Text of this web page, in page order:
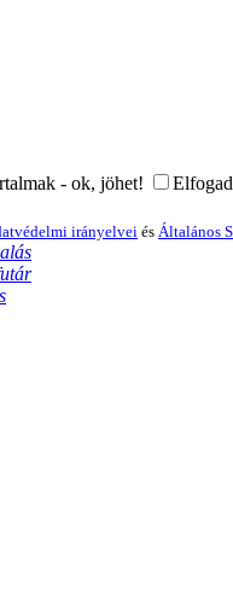
- ok, jöhet!
irányelvei és Általános